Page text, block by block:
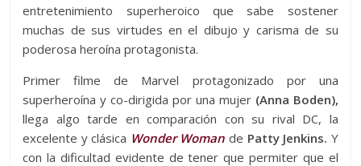
entretenimiento superheroico que sabe sostener
muchas de sus virtudes en el dibujo y carisma de su
poderosa heroína protagonista.
Primer filme de Marvel protagonizado por una
superheroína y co-dirigida por una mujer (Anna Boden),
llega algo tarde en comparación con su rival DC, la
excelente y clásica Wonder Woman de Patty Jenkins. Y
con la dificultad evidente de tener que permiter que el